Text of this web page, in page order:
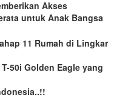
Akses
untuk Anak Bangsa
11 Rumah di Lingkar
50i Golden Eagle yang